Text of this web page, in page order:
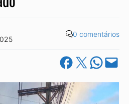
0 comentários
Share on Facebook
Share on X Share on
Email this